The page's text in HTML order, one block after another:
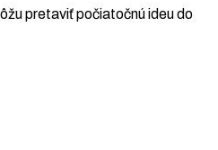
pretaviť počiatočnú ideu do